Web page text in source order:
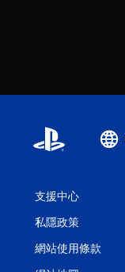
支援中心
私隱政策
網站使用條款